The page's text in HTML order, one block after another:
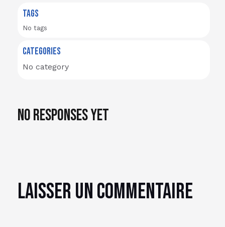
TAGS
No tags
CATEGORIES
No category
No responses yet
Laisser un commentaire